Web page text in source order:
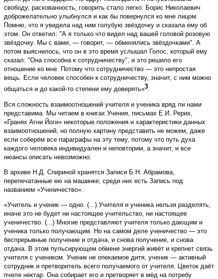
свободу, раскованность, говорить стало легко. Борис Николаевич
доброжелательно улыбнулся и как бы повернулся ко мне лицом.
Помню, что я увидела над ним голубую звёздочку и сказала ему об
этом. Он ответил: "А я только что видел над вашей головой розовую
звёздочку. Мы с вами, — говорит, — обменялись звёздочками". А
потом выяснилось, что он в это время услышал Голос, который ему
сказал: "Она способна к сотрудничеству", и это решило его
отношение ко мне. Потому что сотрудничество — это непростая
вещь. Если человек способен к сотрудничеству, значит, с ним можно
общаться и до какой-то степени ему доверять»3.
Вся сложность взаимоотношений учителя и ученика вряд ли нами
представима. Мы читаем в книгах Учения, письмах Е.И. Рерих,
«Гранях Агни Йоги» некоторые положения и характеристики данных
взаимоотношений, но полную картину представить не можем, даже
если соберём все параграфы на эту тему, потому что путь духа
каждого человека индивидуален и неповторим, а значит, и все
нюансы описать невозможно.
В архиве Н.Д. Спириной хранятся Записи Б.Н. Абрамова,
перепечатанные ею на машинке, среди них есть Запись под
названием «Ученичество».
«Учитель и ученик — одно. (...) Учителя и ­ученика нельзя разделять,
иначе это не будет ни настоящее учительство, ни настоящее
ученичество. (...) Многие представляют учителя только дающим и
ученика только получающим. Но на самом деле ученичество — это
беспрерывные получение и отдача, и снова получение, и снова
отдача. В этом пульсирующем обмене энергий живёт и крепнет связь
учителя с учеником. Ученик не опекаемое дитя, ученик — активный
сотрудник и претворитель всего получаемого от учителя. Цветок даёт
пчеле нектар. Она собирает его и претворяет в мёд на потребу